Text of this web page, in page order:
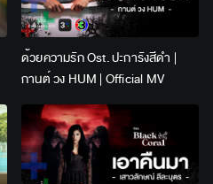
ด้วยความรัก Ost. ปะการังสีดำ |
กานต์ วง HUM | Official MV